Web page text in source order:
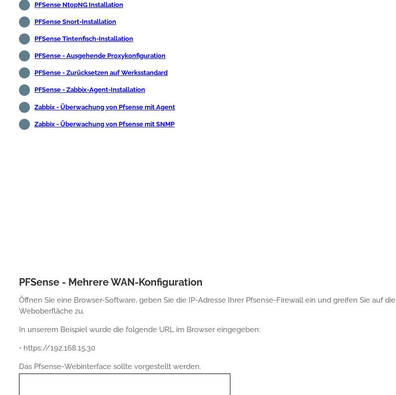
PFSense NtopNG Installation
PFSense Snort-Installation
PFSense Tintenfisch-Installation
PFSense - Ausgehende Proxykonfiguration
PFSense - Zurücksetzen auf Werksstandard
PFSense - Zabbix-Agent-Installation
Zabbix - Überwachung von Pfsense mit Agent
Zabbix - Überwachung von Pfsense mit SNMP
PFSense - Mehrere WAN-Konfiguration
Öffnen Sie eine Browser-Software, geben Sie die IP-Adresse Ihrer Pfsense-Firewall ein und greifen Sie auf die
Weboberfläche zu.
In unserem Beispiel wurde die folgende URL im Browser eingegeben:
• https://192.168.15.30
Das Pfsense-Webinterface sollte vorgestellt werden.